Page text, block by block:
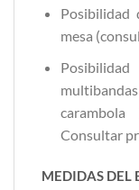
Posibilidad
mesa
Consultar
MEDIDAS DEL